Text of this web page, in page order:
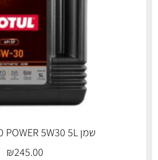
שמן Motul 8100 POWER 5W30 5L
₪245.00